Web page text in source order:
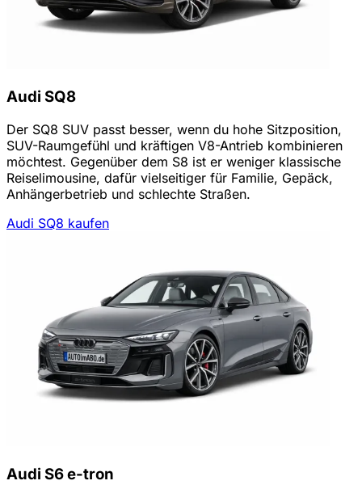
Audi SQ8
Der SQ8 SUV passt besser, wenn du hohe Sitzposition,
SUV-Raumgefühl und kräftigen V8-Antrieb kombinieren
möchtest. Gegenüber dem S8 ist er weniger klassische
Reiselimousine, dafür vielseitiger für Familie, Gepäck,
Anhängerbetrieb und schlechte Straßen.
Audi SQ8 kaufen
Audi S6 e-tron